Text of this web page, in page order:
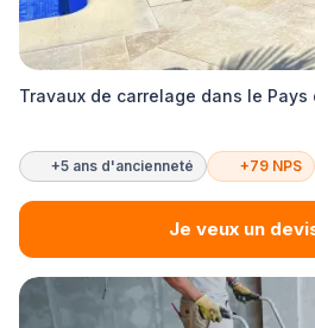
Travaux de carrelage dans le Pays
+5 ans d'ancienneté +79 NPS
Je veux un